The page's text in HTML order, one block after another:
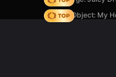
Hidden Object: My